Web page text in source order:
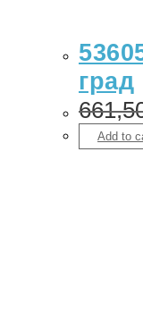
град
Add to